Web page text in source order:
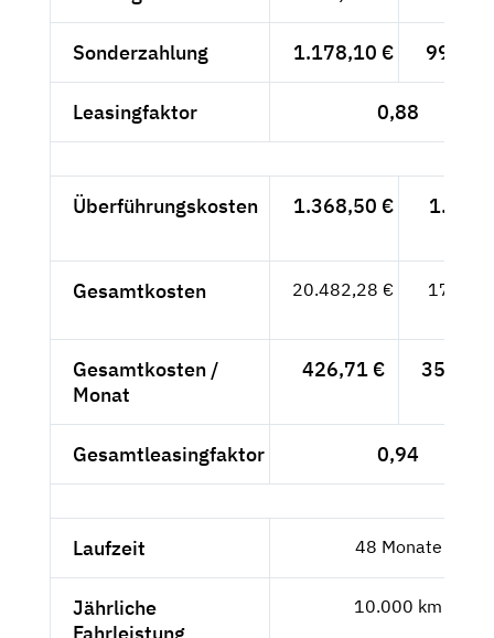
Sonderzahlung 1.178,10 € 990,--
Leasingfaktor 0,88
Überführungskosten 1.368,50 €
Gesamtkosten 20.482,28 €
Gesamtkosten /
Monat
426,71 € 358,58
Gesamtleasingfaktor 0,94
Laufzeit 48 Monate
Jährliche
10.000 km